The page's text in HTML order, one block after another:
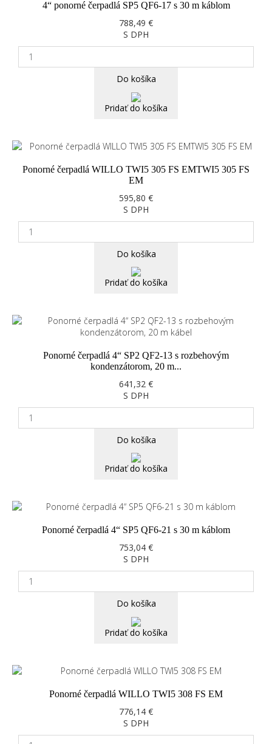
4“ ponorné čerpadlá SP5 QF6-17 s 30 m káblom
788,49 €
S DPH
Do košíka
Pridať do košíka
Ponorné čerpadlá WILLO TWI5 305 FS EMTWI5 305 FS
EM
595,80 €
S DPH
Do košíka
Pridať do košíka
Ponorné čerpadlá 4“ SP2 QF2-13 s rozbehovým
kondenzátorom, 20 m...
641,32 €
S DPH
Do košíka
Pridať do košíka
Ponorné čerpadlá 4“ SP5 QF6-21 s 30 m káblom
753,04 €
S DPH
Do košíka
Pridať do košíka
Ponorné čerpadlá WILLO TWI5 308 FS EM
776,14 €
S DPH